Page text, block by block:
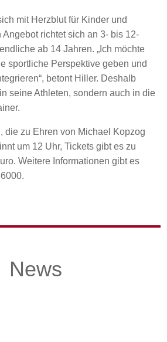
mit Herzblut für Kinder und
richtet sich an 3- bis 12-
ab 14 Jahren. „Ich möchte
sportliche Perspektive geben und
betont Hiller. Deshalb
seine Athleten, sondern auch in die
die zu Ehren von Michael Kopzog
um 12 Uhr, Tickets gibt es zu
Weitere Informationen gibt es
News